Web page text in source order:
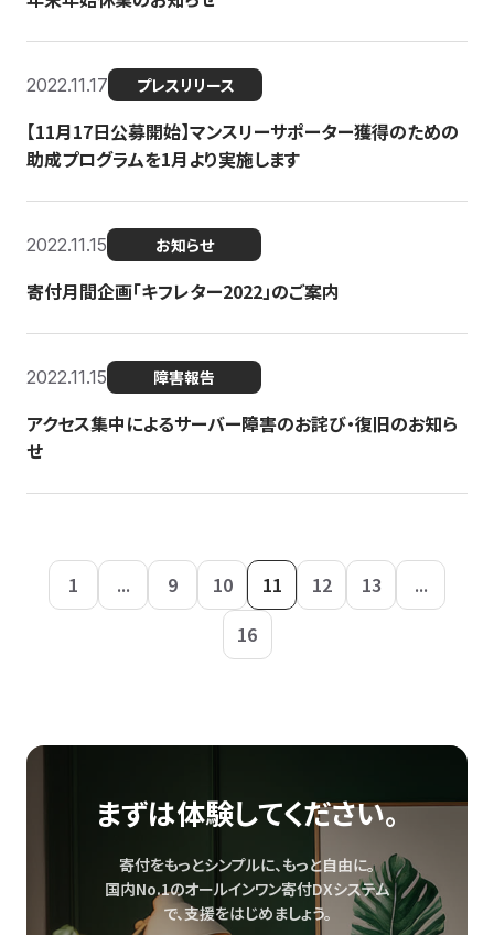
2022.11.17 プレスリリース
【11月17日公募開始】マンスリーサポーター獲得のための
助成プログラムを1月より実施します
2022.11.15 お知らせ
寄付月間企画「キフレター2022」のご案内
2022.11.15 障害報告
アクセス集中によるサーバー障害のお詫び・復旧のお知ら
せ
1 ... 9 10 11 12 13
...
16
まずは体験してください。
寄付をもっとシンプルに、もっと自由に。
国内No.1のオールインワン寄付DXシステム
で、支援をはじめましょう。